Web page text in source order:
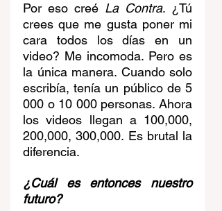
Por eso creé La Contra. ¿Tú
crees que me gusta poner mi
cara todos los días en un
video? Me incomoda. Pero es
la única manera. Cuando solo
escribía, tenía un público de 5
000 o 10 000 personas. Ahora
los videos llegan a 100,000,
200,000, 300,000. Es brutal la
diferencia.
¿Cuál es entonces nuestro
futuro?